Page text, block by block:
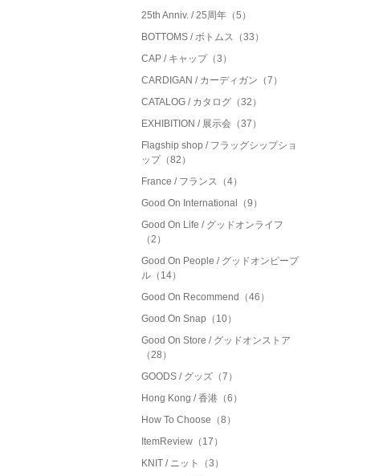
25th Anniv. / 25周年（5）
BOTTOMS / ボトムス（33）
CAP / キャップ（3）
CARDIGAN / カーディガン（7）
CATALOG / カタログ（32）
EXHIBITION / 展示会（37）
Flagship shop / フラッグシップショ
ップ（82）
France / フランス（4）
Good On International（9）
Good On Life / グッドオンライフ
（2）
Good On People / グッドオンピープ
ル（14）
Good On Recommend（46）
Good On Snap（10）
Good On Store / グッドオンストア
（28）
GOODS / グッズ（7）
Hong Kong / 香港（6）
How To Choose（8）
ItemReview（17）
KNIT / ニット（3）